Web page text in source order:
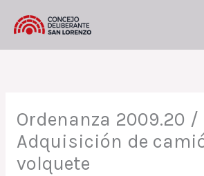
Ordenanza 2009.20 /
Adquisición de
volquete